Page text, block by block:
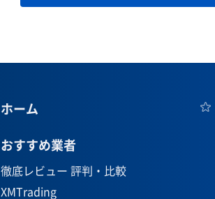
ホーム
おすすめ業者
徹底レビュー 評判・比較
XMTrading